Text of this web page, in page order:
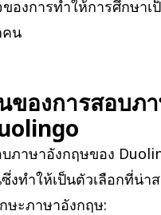
องการทำให้การศึกษาเ
คน
ของการสอบภ
ภาษาอังกฤษของ
งทำให้เป็นตัวเลือกที่น่า
ษะภาษาอังกฤษ: